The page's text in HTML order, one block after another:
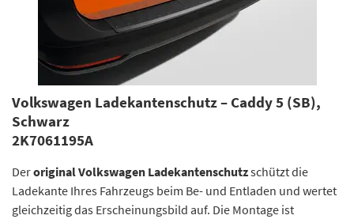
Volkswagen Ladekantenschutz – Caddy 5 (SB),
Schwarz
2K7061195A
Deroriginal Volkswagen Ladekantenschutzschützt die
Ladekante Ihres Fahrzeugs beim Be- und Entladen und wertet
gleichzeitig das Erscheinungsbild auf. Die Montage ist